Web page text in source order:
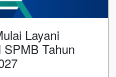
Layani
Tahun